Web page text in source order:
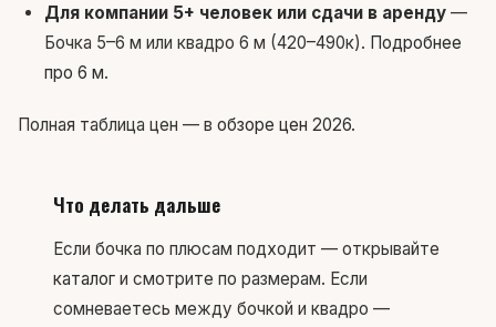
Для компании 5+ человек или сдачи в аренду —
Бочка 5–6 м или квадро 6 м (420–490к). Подробнее
про 6 м.
Полная таблица цен — в обзоре цен 2026.
Что делать дальше
Если бочка по плюсам подходит — открывайте
каталог и смотрите по размерам. Если
сомневаетесь между бочкой и квадро —